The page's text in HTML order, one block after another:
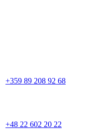
+359 89 208 92 68
+48 22 602 20 22